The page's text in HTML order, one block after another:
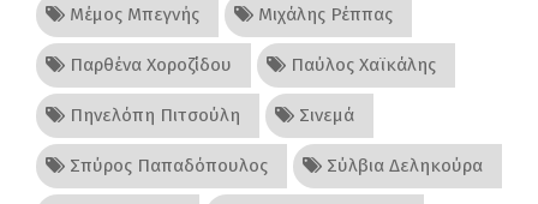
Μέμος Μπεγνής Μιχάλης Ρέππας
Παρθένα Χοροζίδου Παύλος Χαϊκάλης
Πηνελόπη Πιτσούλη Σινεμά
Σπύρος Παπαδόπουλος Σύλβια Δεληκούρα